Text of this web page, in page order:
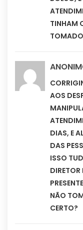
TINHAM
AOS
DIAS, E
DAS
ISSO
DIRETOR
NÃO
CERTO?